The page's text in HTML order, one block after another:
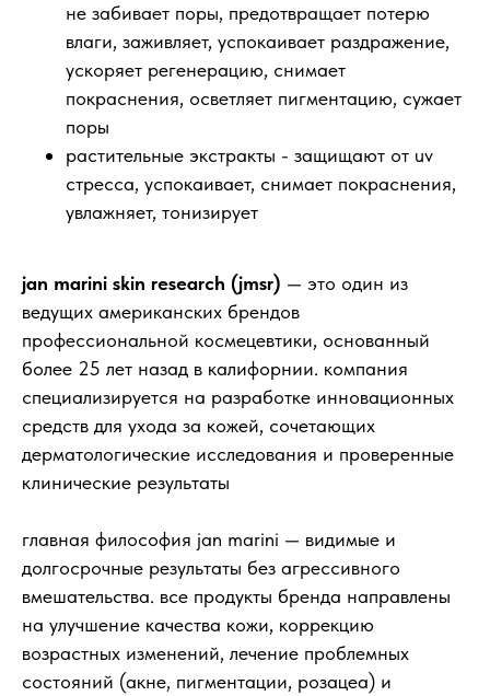
не забивает поры, предотвращает потерю
влаги, заживляет, успокаивает раздражение,
ускоряет регенерацию, снимает
покраснения, осветляет пигментацию, сужает
поры
растительные экстракты - защищают от uv
стресса, успокаивает, снимает покраснения,
увлажняет, тонизирует
jan marini skin research (jmsr) — это один из
ведущих американских брендов
профессиональной космецевтики, основанный
более 25 лет назад в калифорнии. компания
специализируется на разработке инновационных
средств для ухода за кожей, сочетающих
дерматологические исследования и проверенные
клинические результаты
главная философия jan marini — видимые и
долгосрочные результаты без агрессивного
вмешательства. все продукты бренда направлены
на улучшение качества кожи, коррекцию
возрастных изменений, лечение проблемных
состояний (акне, пигментации, розацеа) и